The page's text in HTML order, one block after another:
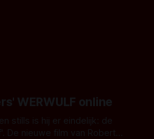
WERWULF online
stills is hij er eindelijk: de
De nieuwe film van Robert